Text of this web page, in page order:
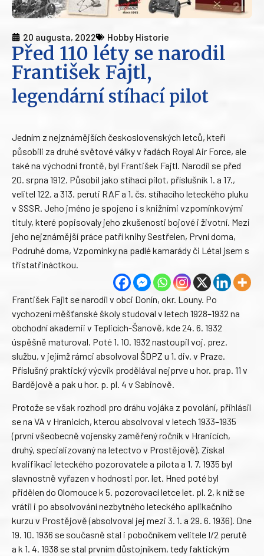
20 augusta, 2022 Hobby Historie
Před 110 léty se narodil
František Fajtl,
legendární stíhací pilot
Jedním z nejznámějších československých letců, kteří
působili za druhé světové války v řadách Royal Air Force, ale
také na východní frontě, byl František Fajtl. Narodil se před
20. srpna 1912. Působil jako stíhací pilot, příslušník 1. a 17.,
velitel 122. a 313. peruti RAF a 1. čs. stíhacího leteckého pluku
v SSSR. Jeho jméno je spojeno i s knižními vzpomínkovými
tituly, které popisovaly jeho zkušenosti bojové i životní. Mezi
jeho nejznámější práce patří knihy Sestřelen, První doma,
Podruhé doma, Vzpomínky na padlé kamarády či Létal jsem s
třistatřináctkou.
František Fajlt se narodil v obci Donín, okr. Louny. Po
vychození měšťanské školy studoval v letech 1928–1932 na
obchodní akademii v Teplicích-Šanově, kde 24. 6. 1932
úspěšně maturoval. Poté 1. 10. 1932 nastoupil voj. prez.
službu, v jejímž rámci absolvoval ŠDPZ u 1. div. v Praze.
Příslušný praktický výcvik prodělával nejprve u hor. prap. 11 v
Bardějově a pak u hor. p. pl. 4 v Sabinově.
Protože se však rozhodl pro dráhu vojáka z povolání, přihlásil
se na VA v Hranicích, kterou absolvoval v letech 1933–1935
(první všeobecně vojensky zaměřený ročník v Hranicích,
druhý, specializovaný na letectvo v Prostějově). Získal
kvalifikaci leteckého pozorovatele a pilota a 1. 7. 1935 byl
slavnostně vyřazen v hodnosti por. let. Hned poté byl
přidělen do Olomouce k 5. pozorovací letce let. pl. 2, k níž se
vrátil i po absolvování nezbytného leteckého aplikačního
kurzu v Prostějově (absolvoval jej mezi 3. 1. a 29. 6. 1936). Dne
19. 10. 1936 se současně stal i pobočníkem velitele I/2 perutě
a k 1. 4. 1938 se stal prvním důstojníkem, tedy faktickým